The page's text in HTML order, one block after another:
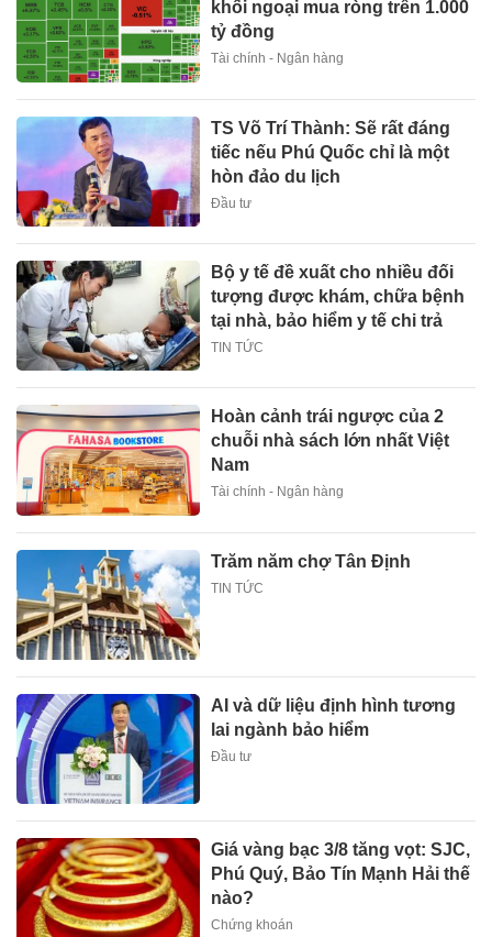
khối ngoại mua ròng trên 1.000
tỷ đồng
Tài chính - Ngân hàng
TS Võ Trí Thành: Sẽ rất đáng
tiếc nếu Phú Quốc chỉ là một
hòn đảo du lịch
Đầu tư
Bộ y tế đề xuất cho nhiều đối
tượng được khám, chữa bệnh
tại nhà, bảo hiểm y tế chi trả
TIN TỨC
Hoàn cảnh trái ngược của 2
chuỗi nhà sách lớn nhất Việt
Nam
Tài chính - Ngân hàng
Trăm năm chợ Tân Định
TIN TỨC
AI và dữ liệu định hình tương
lai ngành bảo hiểm
Đầu tư
Giá vàng bạc 3/8 tăng vọt: SJC,
Phú Quý, Bảo Tín Mạnh Hải thế
nào?
Chứng khoán